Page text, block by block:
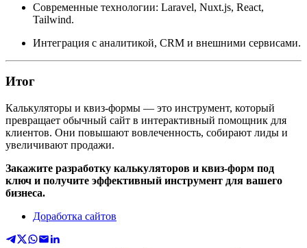
Современные технологии: Laravel, Nuxt.js, React,
Tailwind.
Интеграция с аналитикой, CRM и внешними сервисами.
Итог
Калькуляторы и квиз-формы — это инструмент, который
превращает обычный сайт в интерактивный помощник для
клиентов. Они повышают вовлеченность, собирают лиды и
увеличивают продажи.
Закажите разработку калькуляторов и квиз-форм под
ключ и получите эффективный инструмент для вашего
бизнеса.
Доработка сайтов